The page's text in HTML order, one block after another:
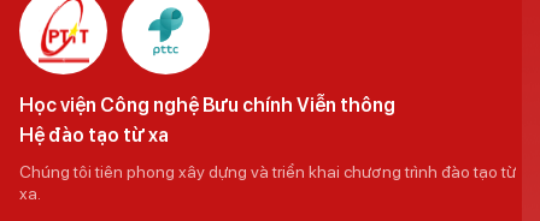
Học viện Công nghệ Bưu chính Viễn thông
Hệ đào tạo từ xa
Chúng tôi tiên phong xây dựng và triển khai chương trình đào tạo từ
xa.